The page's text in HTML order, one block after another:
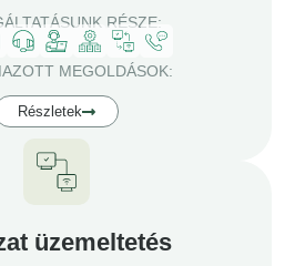
RÉSZE:
MEGOLDÁSOK:
Részletek
üzemeltetés